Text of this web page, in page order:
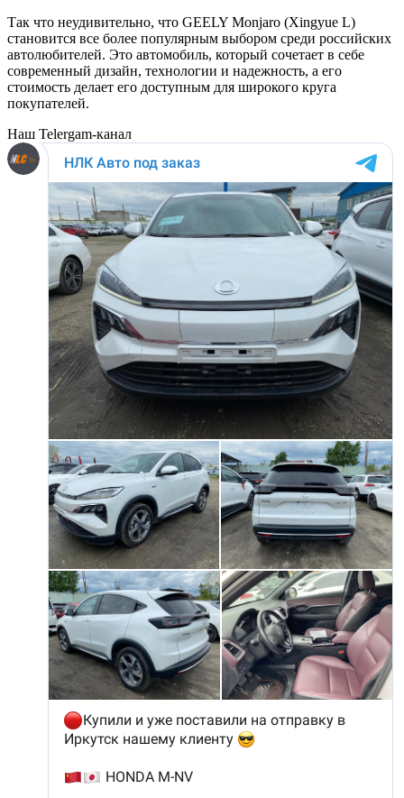
Так что неудивительно, что GEELY Monjaro (Xingyue L)
становится все более популярным выбором среди российских
автолюбителей. Это автомобиль, который сочетает в себе
современный дизайн, технологии и надежность, а его
стоимость делает его доступным для широкого круга
покупателей.
Наш Telergam-канал